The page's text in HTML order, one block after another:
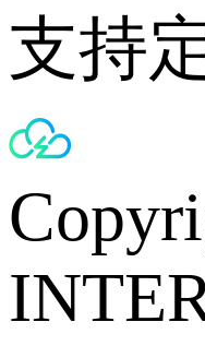
支持